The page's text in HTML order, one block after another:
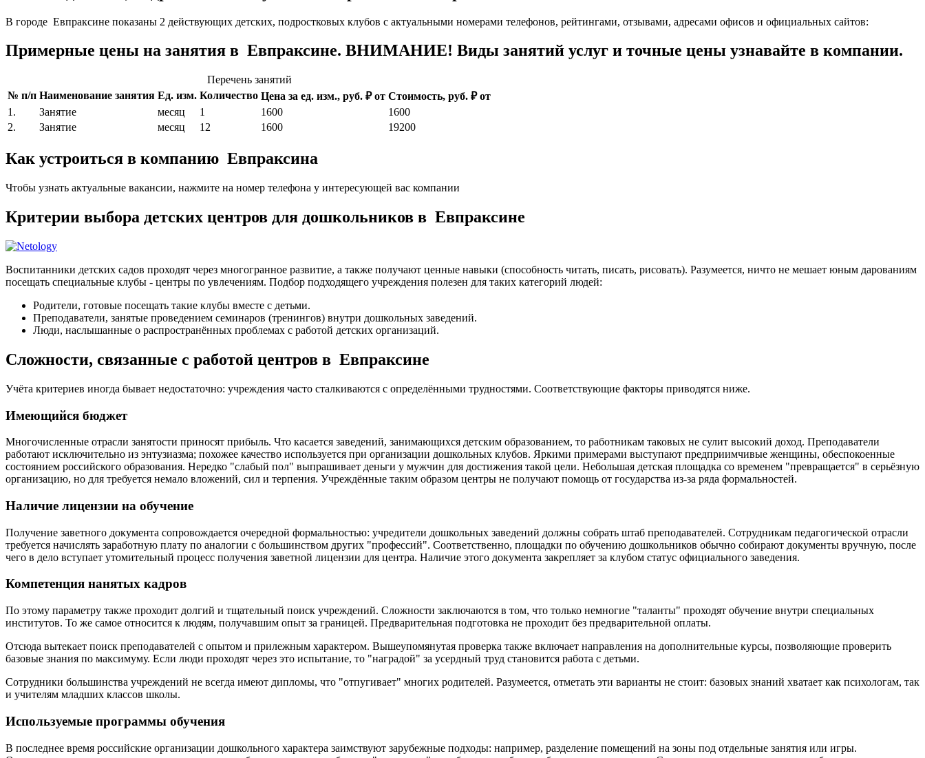
В городе Евпраксине показаны 2 действующих детских, подростковых клубов с актуальными номерами телефонов, рейтингами, отзывами, адресами офисов и официальных сайтов:
Примерные цены на занятия в Евпраксине. ВНИМАНИЕ! Виды занятий услуг и точные цены узнавайте в компании.
Перечень занятий
№ п/п Наименование занятия Ед. изм. Количество Цена за ед. изм., руб. ₽ от Стоимость, руб. ₽ от
1.
Занятие месяц 1 1600
1600
2.
Занятие месяц 12 1600 19200
Как устроиться в компанию Евпраксина
Чтобы узнать актуальные вакансии, нажмите на номер телефона у интересующей вас компании
Критерии выбора детских центров для дошкольников в Евпраксине
Воспитанники детских садов проходят через многогранное развитие, а также получают ценные навыки (способность читать, писать, рисовать). Разумеется, ничто не мешает юным дарованиям
посещать специальные клубы - центры по увлечениям. Подбор подходящего учреждения полезен для таких категорий людей:
Родители, готовые посещать такие клубы вместе с детьми.
Преподаватели, занятые проведением семинаров (тренингов) внутри дошкольных заведений.
Люди, наслышанные о распространённых проблемах с работой детских организаций.
Сложности, связанные с работой центров в Евпраксине
Учёта критериев иногда бывает недостаточно: учреждения часто сталкиваются с определёнными трудностями. Соответствующие факторы приводятся ниже.
Имеющийся бюджет
Многочисленные отрасли занятости приносят прибыль. Что касается заведений, занимающихся детским образованием, то работникам таковых не сулит высокий доход. Преподаватели
работают исключительно из энтузиазма; похожее качество используется при организации дошкольных клубов. Яркими примерами выступают предприимчивые женщины, обеспокоенные
состоянием российского образования. Нередко "слабый пол" выпрашивает деньги у мужчин для достижения такой цели. Небольшая детская площадка со временем "превращается" в серьёзную
организацию, но для требуется немало вложений, сил и терпения. Учреждённые таким образом центры не получают помощь от государства из-за ряда формальностей.
Наличие лицензии на обучение
Получение заветного документа сопровождается очередной формальностью: учредители дошкольных заведений должны собрать штаб преподавателей. Сотрудникам педагогической отрасли
требуется начислять заработную плату по аналогии с большинством других "профессий". Соответственно, площадки по обучению дошкольников обычно собирают документы вручную, после
чего в дело вступает утомительный процесс получения заветной лицензии для центра. Наличие этого документа закрепляет за клубом статус официального заведения.
Компетенция нанятых кадров
По этому параметру также проходит долгий и тщательный поиск учреждений. Сложности заключаются в том, что только немногие "таланты" проходят обучение внутри специальных
институтов. То же самое относится к людям, получавшим опыт за границей. Предварительная подготовка не проходит без предварительной оплаты.
Отсюда вытекает поиск преподавателей с опытом и прилежным характером. Вышеупомянутая проверка также включает направления на дополнительные курсы, позволяющие проверить
базовые знания по максимуму. Если люди проходят через это испытание, то "наградой" за усердный труд становится работа с детьми.
Сотрудники большинства учреждений не всегда имеют дипломы, что "отпугивает" многих родителей. Разумеется, отметать эти варианты не стоит: базовых знаний хватает как психологам, так
и учителям младших классов школы.
Используемые программы обучения
В последнее время российские организации дошкольного характера заимствуют зарубежные подходы: например, разделение помещений на зоны под отдельные занятия или игры.